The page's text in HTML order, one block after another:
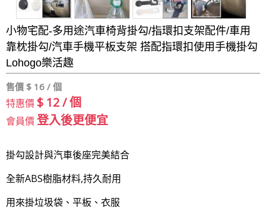
小物宅配-多用途汽車椅背掛勾/指環扣支架配件/車用
靠枕掛勾/汽車手機平板支架 搭配指環扣使用手機掛勾
Lohogo樂活趣
售價 $ 16 / 個
特惠價 $ 12 / 個
會員價登入後更便宜
掛勾設計與汽車後座完美結合
全新ABS樹脂材料,持久耐用
用來掛垃圾袋、平板、衣服